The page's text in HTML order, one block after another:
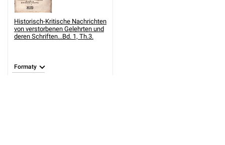
Historisch-Kritische Nachrichten
von verstorbenen Gelehrten und
deren Schriften...Bd. 1, Th.3.
Formaty